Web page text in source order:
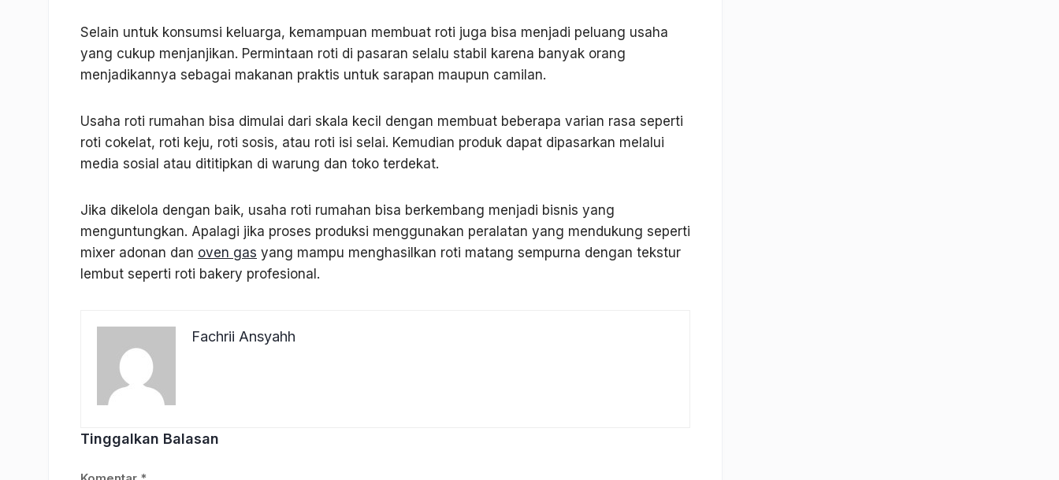
Selain untuk konsumsi keluarga, kemampuan membuat roti juga bisa menjadi peluang usaha
yang cukup menjanjikan. Permintaan roti di pasaran selalu stabil karena banyak orang
menjadikannya sebagai makanan praktis untuk sarapan maupun camilan.
Usaha roti rumahan bisa dimulai dari skala kecil dengan membuat beberapa varian rasa seperti
roti cokelat, roti keju, roti sosis, atau roti isi selai. Kemudian produk dapat dipasarkan melalui
media sosial atau dititipkan di warung dan toko terdekat.
Jika dikelola dengan baik, usaha roti rumahan bisa berkembang menjadi bisnis yang
menguntungkan. Apalagi jika proses produksi menggunakan peralatan yang mendukung seperti
mixer adonan dan oven gas yang mampu menghasilkan roti matang sempurna dengan tekstur
lembut seperti roti bakery profesional.
Fachrii Ansyahh
Tinggalkan Balasan